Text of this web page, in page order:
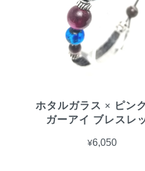
ホタルガラス × ピン
ガーアイ ブレスレ
¥6,050